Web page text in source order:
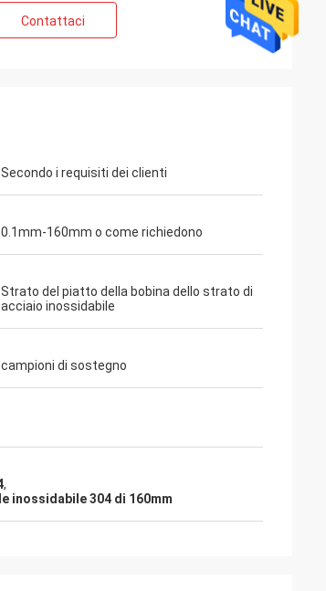
Contattaci
Secondo i requisiti dei clienti
0.1mm-160mm o come richiedono
Strato del piatto della bobina dello strato di
acciaio inossidabile
campioni di sostegno
,
inossidabile 304 di 160mm